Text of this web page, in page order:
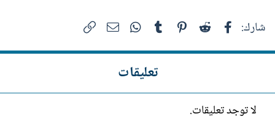
شارك: فيسبوك Reddit
Pinterest
Tumblr
WhatsAppالبريد الإلكتروني
تعليقات
لا توجد تعليقات.